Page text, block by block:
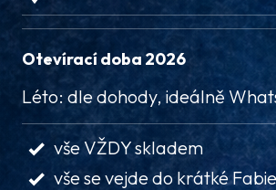
Otevírací doba 2026
Léto: dle dohody, ideálně
vše VŽDY skladem
vše se vejde do krátké Fabie